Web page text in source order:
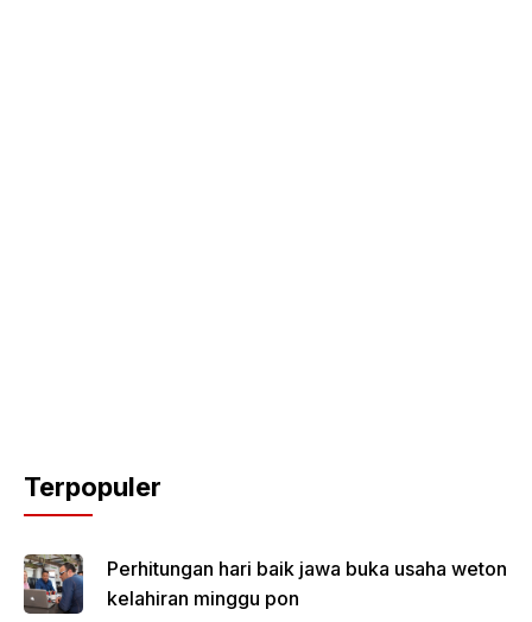
Terpopuler
Perhitungan hari baik jawa buka usaha weton
kelahiran minggu pon